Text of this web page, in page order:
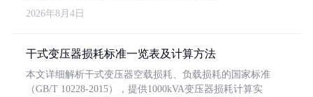
2026年8月4日
干式变压器损耗标准一览表及计算方法
本文详细解析干式变压器空载损耗、负载损耗的国家标准
（GB/T 10228-2015），提供1000kVA变压器损耗计算实